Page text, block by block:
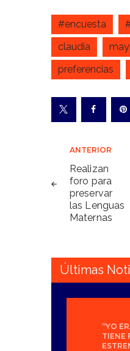
#encuesta
claudia
preferencias
de
entradas
ANTERIOR
Realizan
foro para
preservar
las Lenguas
Maternas
Últimas
“YO
TIENE